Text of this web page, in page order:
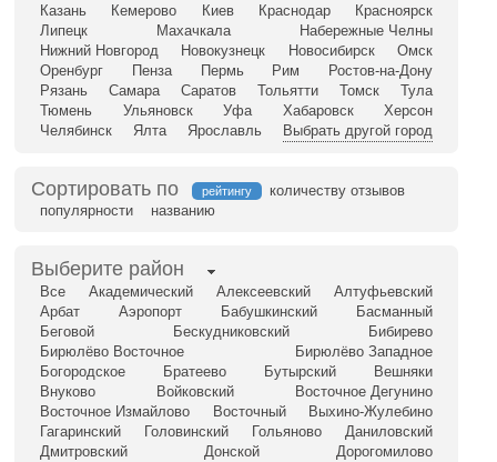
Казань
Кемерово Киев Краснодар
Красноярск
Липецк
Махачкала
Набережные Челны
Нижний Новгород
Новокузнецк Новосибирск
Омск
Оренбург
Пенза Пермь Рим
Ростов-на-Дону
Рязань
Самара Саратов Тольятти Томск
Тула
Тюмень
Ульяновск Уфа Хабаровск
Херсон
Челябинск
Ялта Ярославль Выбрать другой город
Сортировать по рейтингу
количеству отзывов
популярности
названию
Выберите район
Все Академический Алексеевский
Алтуфьевский
Арбат
Аэропорт Бабушкинский
Басманный
Беговой
Бескудниковский
Бибирево
Бирюлёво Восточное
Бирюлёво Западное
Богородское
Братеево Бутырский
Вешняки
Внуково
Войковский
Восточное Дегунино
Восточное Измайлово
Восточный
Выхино-Жулебино
Гагаринский
Головинский Гольяново
Даниловский
Дмитровский
Донской
Дорогомилово